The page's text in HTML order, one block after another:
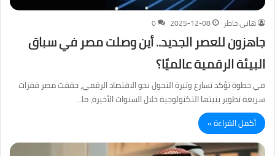
هانى خاطر 2025-12-08
0
جاهزون للعصر الجديد.. أين وصلت مصر في سباق
البيئة الرقمية عالميًا؟
في خطوة تؤكد تسارع وتيرة التحول نحو الاقتصاد الرقمي، حققت مصر قفزات
سريعة تطوير بنيتها التكنولوجية خلال السنوات الأخيرة، ما…
أكمل القراءة »